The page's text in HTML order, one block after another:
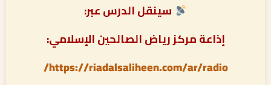
سينقل الدرس عبر:
إذاعة مركز رياض الصالحين الإسلامي:
https://riadalsaliheen.com/ar/radio/